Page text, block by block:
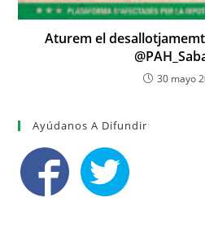
Aturem el
30 mayo
Ayúdanos A Difundir